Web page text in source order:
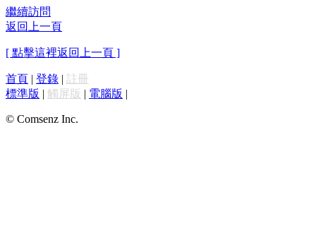
繼續訪問
返回上一頁
[ 點擊這裡返回上一頁 ]
首頁 | 登錄 | 註冊
標準版 | 觸屏版 | 電腦版 |
© Comsenz Inc.